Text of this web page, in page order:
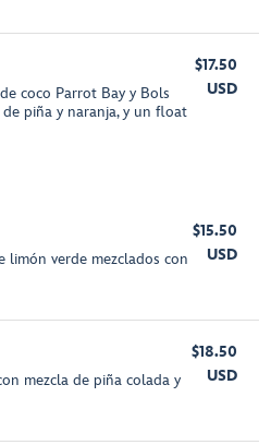
coco Parrot Bay y Bols
piña y naranja, y un float
$17.50
USD
limón verde mezclados con
$15.50
USD
mezcla de piña colada y
$18.50
USD